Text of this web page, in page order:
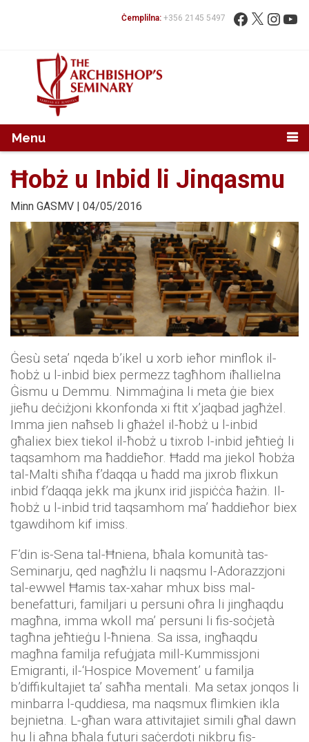
Fittex: Facebook
X
Ċemplilna: +356 2145 5497
Menu
Ħobż u Inbid li Jinqasmu
Minn GASMV | 04/05/2016
Ġesù seta’ nqeda b’ikel u xorb ieħor minflok il-
ħobż u l-inbid biex permezz tagħhom iħallielna
Ġismu u Demmu. Nimmaġina li meta ġie biex
jieħu deċiżjoni kkonfonda xi ftit x’jaqbad jagħżel.
Imma jien naħseb li għażel il-ħobż u l-inbid
għaliex biex tiekol il-ħobż u tixrob l-inbid jeħtieġ li
taqsamhom ma ħaddieħor. Ħadd ma jiekol ħobża
tal-Malti sħiħa f’daqqa u ħadd ma jixrob flixkun
inbid f’daqqa jekk ma jkunx irid jispiċċa ħażin. Il-
ħobż u l-inbid trid taqsamhom ma’ ħaddieħor biex
tgawdihom kif imiss.
F’din is-Sena tal-Ħniena, bħala komunità tas-
Seminarju, qed nagħżlu li naqsmu l-Adorazzjoni
tal-ewwel Ħamis tax-xahar mhux biss mal-
benefatturi, familjari u persuni oħra li jingħaqdu
magħna, imma wkoll ma’ persuni li fis-soċjetà
tagħna jeħtieġu l-ħniena. Sa issa, ingħaqdu
magħna familja refuġjata mill-Kummissjoni
Emigranti, il-‘Hospice Movement’ u familja
b’diffikultajiet ta’ saħħa mentali. Ma setax jonqos li
minbarra l-quddiesa, ma naqsmux flimkien ikla
bejnietna. L-għan wara attivitajiet simili għal dawn
hu li aħna bħala futuri saċerdoti nikbru fis-